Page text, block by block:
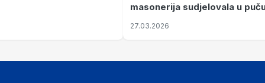
masonerija sudjelovala u
koji je Jugoslaviju odveo u
27.03.2026